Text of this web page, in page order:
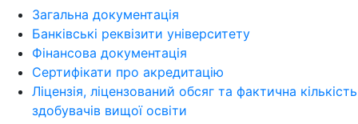
Загальна документація
Банківські реквізити університету
Фінансова документація
Сертифікати про акредитацію
Ліцензія, ліцензований обсяг та фактична кількість
здобувачів вищої освіти